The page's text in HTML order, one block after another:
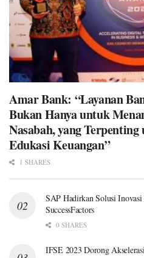
Amar Bank: “Layanan
Bukan Hanya untuk
Nasabah, yang
Edukasi Keuangan”
1 SHARES
SAP Hadirkan Solusi
SuccessFactors
0 SHARES
IFSE 2023 Dorong